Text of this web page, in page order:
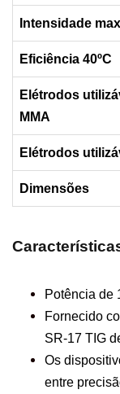
Intensidade
Eficiência 40ºC
Elétrodos
MMA
Elétrodos
Dimensões
Potência de
Fornecido
SR-17 TIG
Os
entre